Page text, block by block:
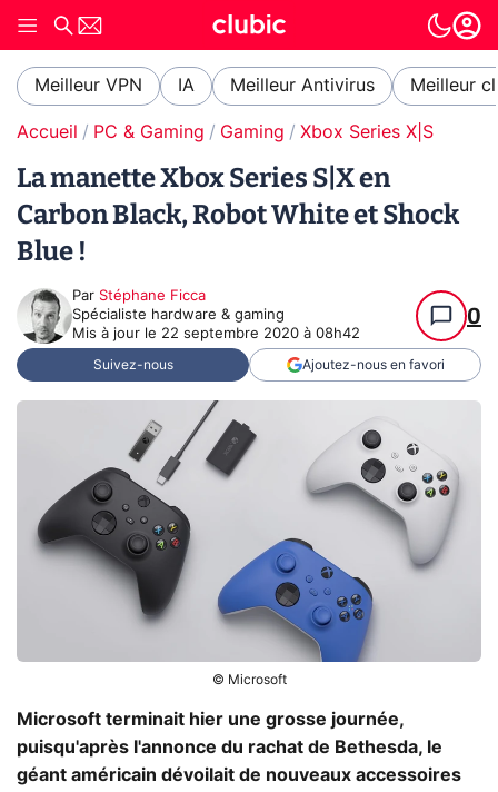
Meilleur VPN IA Meilleur Antivirus Meilleur
Accueil PC & Gaming Gaming Xbox Series X|S
La manette Xbox Series S|X en
Carbon Black, Robot White et Shock
Blue !
Par Stéphane Ficca
Spécialiste hardware & gaming
Mis à jour le 22 septembre 2020 à 08h42
0
Suivez-nous Ajoutez-nous en favori
© Microsoft
Microsoft terminait hier une grosse journée,
puisqu'après l'annonce du rachat de Bethesda, le
géant américain dévoilait de nouveaux accessoires